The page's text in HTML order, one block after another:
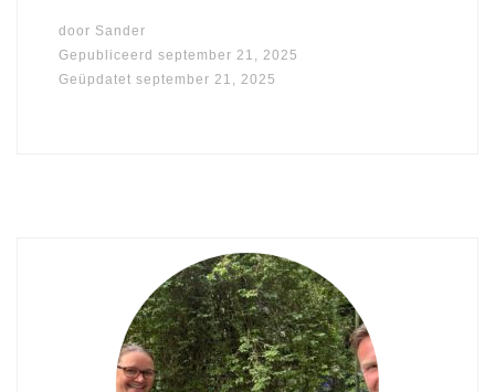
door Sander
Gepubliceerd september 21, 2025
Geüpdatet september 21, 2025